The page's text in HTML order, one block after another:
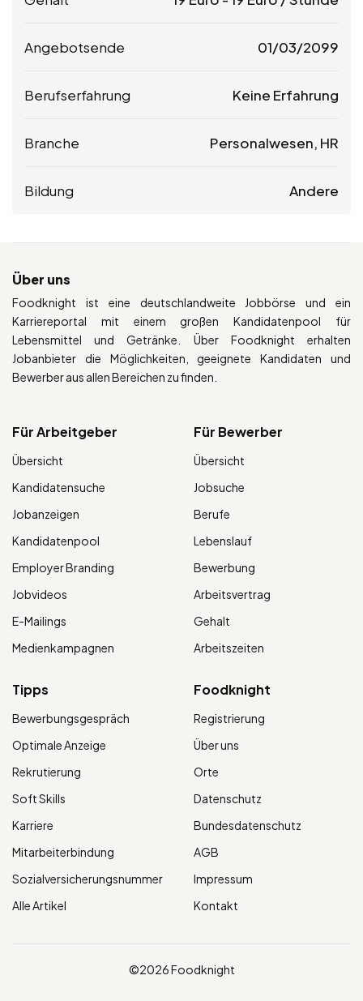
Angebotsende 01/03/2099
Berufserfahrung Keine Erfahrung
Branche Personalwesen, HR
Bildung Andere
Über uns
Foodknight ist eine deutschlandweite Jobbörse und ein
Karriereportal mit einem großen Kandidatenpool für
Lebensmittel und Getränke. Über Foodknight erhalten
Jobanbieter die Möglichkeiten, geeignete Kandidaten und
Bewerber aus allen Bereichen zu finden.
Für Arbeitgeber
Übersicht
Kandidatensuche
Jobanzeigen
Kandidatenpool
Employer Branding
Jobvideos
E-Mailings
Medienkampagnen
Für Bewerber
Übersicht
Jobsuche
Berufe
Lebenslauf
Bewerbung
Arbeitsvertrag
Gehalt
Arbeitszeiten
Tipps
Bewerbungsgespräch
Optimale Anzeige
Rekrutierung
Soft Skills
Karriere
Mitarbeiterbindung
Sozialversicherungsnummer
Alle Artikel
Foodknight
Registrierung
Über uns
Orte
Datenschutz
Bundesdatenschutz
AGB
Impressum
Kontakt
©2026 Foodknight